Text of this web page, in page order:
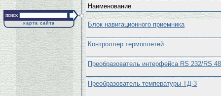
поиск
карта сайта
Наименование
Блок навигационного приемника
Контроллер термоплетей
Преобразователь интерфейса RS 232/RS
Преобразователь температуры ТД-3